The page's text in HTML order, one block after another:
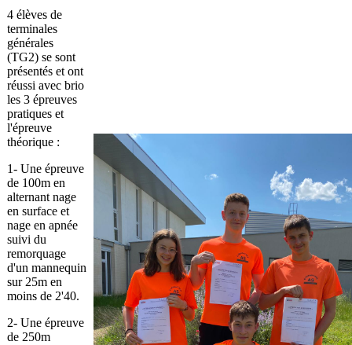
4 élèves de
terminales
générales
(TG2) se sont
présentés et ont
réussi avec brio
les 3 épreuves
pratiques et
l'épreuve
théorique :
1- Une épreuve
de 100m en
alternant nage
en surface et
nage en apnée
suivi du
remorquage
d'un mannequin
sur 25m en
moins de 2'40.
2- Une épreuve
de 250m